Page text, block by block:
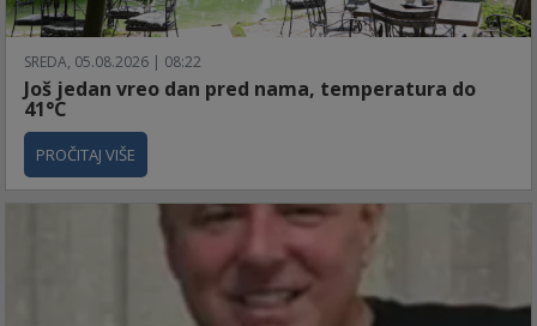
SREDA, 05.08.2026 | 08:22
Još jedan vreo dan pred nama, temperatura do
41°C
PROČITAJ VIŠE